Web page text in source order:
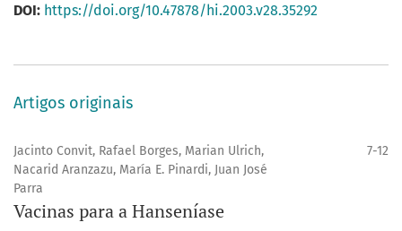
DOI: https://doi.org/10.47878/hi.2003.v28.35292
Artigos originais
Jacinto Convit, Rafael Borges, Marian Ulrich,
Nacarid Aranzazu, María E. Pinardi, Juan José
Parra
7-12
Vacinas para a Hanseníase